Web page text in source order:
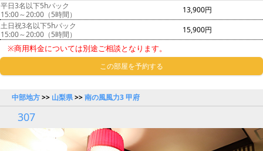
平日3名以下5hパック
15:00～20:00（5時間）
13,900円
土日祝3名以下5hパック
15:00～20:00（5時間）
15,900円
※商用料金については別途ご相談となります。
この部屋を予約する
中部地方>> 山梨県>>南の風風力3 甲府
307